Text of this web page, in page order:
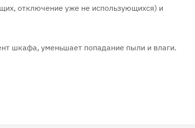
отключение уже не использующихся) и
шкафа, уменьшает попадание пыли и влаги.